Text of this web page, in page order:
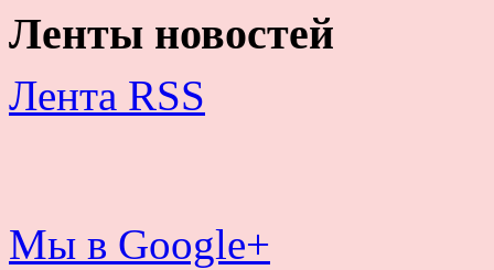
Ленты новостей
Лента RSS
Мы в Google+